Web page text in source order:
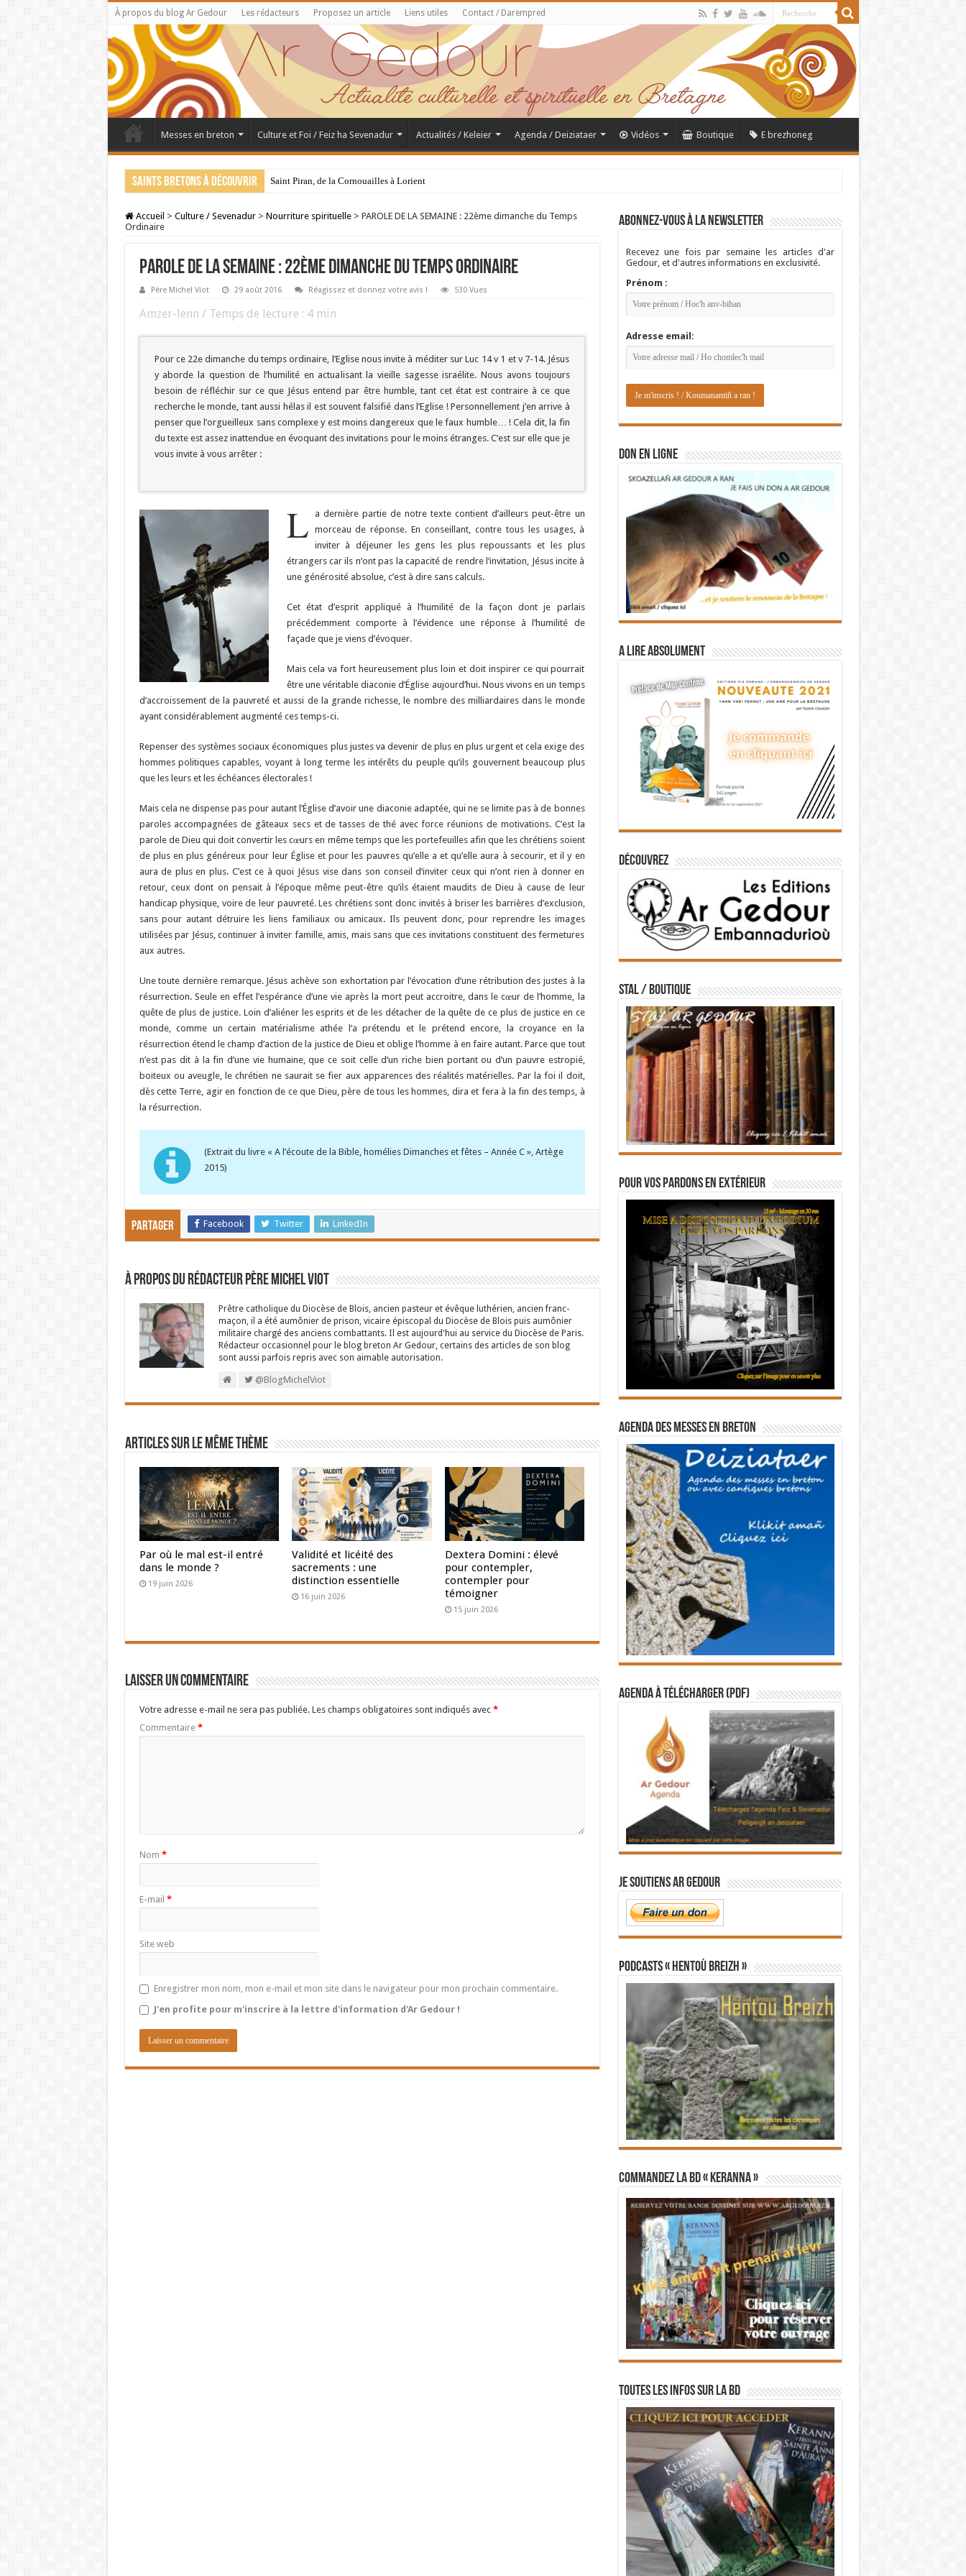
À propos du blog Ar Gedour Les rédacteurs Proposez un article Liens utiles Contact / Darempred
Messes en breton Culture et Foi / Feiz ha Sevenadur Actualités / Keleier Agenda / Deiziataer Vidéos Boutique E brezhoneg
Saints bretons à découvrir Saint Piran, de la Cornouailles à Lorient
Accueil > Culture / Sevenadur > Nourriture spirituelle > PAROLE DE LA SEMAINE : 22ème dimanche du Temps
Ordinaire
PAROLE DE LA SEMAINE : 22ème dimanche du Temps Ordinaire
Père Michel Viot 29 août 2016 Réagissez et donnez votre avis ! 530 Vues
Amzer-lenn / Temps de lecture : 4min
Pour ce 22e dimanche du temps ordinaire, l’Eglise nous invite à méditer sur Luc 14 v 1 et v 7-14. Jésus
y aborde la question de l’humilité en actualisant la vieille sagesse israélite. Nous avons toujours
besoin de réfléchir sur ce que Jésus entend par être humble, tant cet état est contraire à ce que
recherche le monde, tant aussi hélas il est souvent falsifié dans l’Eglise ! Personnellement j’en arrive à
penser que l’orgueilleux sans complexe y est moins dangereux que le faux humble… ! Cela dit, la fin
du texte est assez inattendue en évoquant des invitations pour le moins étranges. C’est sur elle que je
vous invite à vous arrêter :
L
a dernière partie de notre texte contient d’ailleurs peut-être un
morceau de réponse. En conseillant, contre tous les usages, à
inviter à déjeuner les gens les plus repoussants et les plus
étrangers car ils n’ont pas la capacité de rendre l’invitation, Jésus incite à
une générosité absolue, c’est à dire sans calculs.
Cet état d’esprit appliqué à l’humilité de la façon dont je parlais
précédemment comporte à l’évidence une réponse à l’humilité de
façade que je viens d’évoquer.
Mais cela va fort heureusement plus loin et doit inspirer ce qui pourrait
être une véritable diaconie d’Église aujourd’hui. Nous vivons en un temps
d’accroissement de la pauvreté et aussi de la grande richesse, le nombre des milliardaires dans le monde
ayant considérablement augmenté ces temps-ci.
Repenser des systèmes sociaux économiques plus justes va devenir de plus en plus urgent et cela exige des
hommes politiques capables, voyant à long terme les intérêts du peuple qu’ils gouvernent beaucoup plus
que les leurs et les échéances électorales !
Mais cela ne dispense pas pour autant l’Église d’avoir une diaconie adaptée, qui ne se limite pas à de bonnes
paroles accompagnées de gâteaux secs et de tasses de thé avec force réunions de motivations. C’est la
parole de Dieu qui doit convertir les cœurs en même temps que les portefeuilles afin que les chrétiens soient
de plus en plus généreux pour leur Église et pour les pauvres qu’elle a et qu’elle aura à secourir, et il y en
aura de plus en plus. C’est ce à quoi Jésus vise dans son conseil d’inviter ceux qui n’ont rien à donner en
retour, ceux dont on pensait à l’époque même peut-être qu’ils étaient maudits de Dieu à cause de leur
handicap physique, voire de leur pauvreté. Les chrétiens sont donc invités à briser les barrières d’exclusion,
sans pour autant détruire les liens familiaux ou amicaux. Ils peuvent donc, pour reprendre les images
utilisées par Jésus, continuer à inviter famille, amis, mais sans que ces invitations constituent des fermetures
aux autres.
Une toute dernière remarque. Jésus achève son exhortation par l’évocation d’une rétribution des justes à la
résurrection. Seule en effet l’espérance d’une vie après la mort peut accroitre, dans le cœur de l’homme, la
quête de plus de justice. Loin d’aliéner les esprits et de les détacher de la quête de ce plus de justice en ce
monde, comme un certain matérialisme athée l’a prétendu et le prétend encore, la croyance en la
résurrection étend le champ d’action de la justice de Dieu et oblige l’homme à en faire autant. Parce que tout
n’est pas dit à la fin d’une vie humaine, que ce soit celle d’un riche bien portant ou d’un pauvre estropié,
boiteux ou aveugle, le chrétien ne saurait se fier aux apparences des réalités matérielles. Par la foi il doit,
dès cette Terre, agir en fonction de ce que Dieu, père de tous les hommes, dira et fera à la fin des temps, à
la résurrection.
(Extrait du livre « A l’écoute de la Bible, homélies Dimanches et fêtes – Année C », Artège
2015)
Partager Facebook Twitter LinkedIn
À propos du rédacteur Père Michel Viot
Prêtre catholique du Diocèse de Blois, ancien pasteur et évêque luthérien, ancien franc-
maçon, il a été aumônier de prison, vicaire épiscopal du Diocèse de Blois puis aumônier
militaire chargé des anciens combattants. Il est aujourd'hui au service du Diocèse de Paris.
Rédacteur occasionnel pour le blog breton Ar Gedour, certains des articles de son blog
sont aussi parfois repris avec son aimable autorisation.
@BlogMichelViot
Articles sur le même thème
Par où le mal est-il entré
dans le monde ?
19 juin 2026
Validité et licéité des
sacrements : une
distinction essentielle
16 juin 2026
Dextera Domini : élevé
pour contempler,
contempler pour
témoigner
15 juin 2026
Laisser un commentaire
Votre adresse e-mail ne sera pas publiée. Les champs obligatoires sont indiqués avec *
Commentaire *
Nom *
E-mail *
Site web
Enregistrer mon nom, mon e-mail et mon site dans le navigateur pour mon prochain commentaire.
J'en profite pour m'inscrire à la lettre d'information d'Ar Gedour !
Abonnez-vous à la newsletter
Recevez une fois par semaine les articles d'ar
Gedour, et d'autres informations en exclusivité.
Prénom :
Adresse email:
DON EN LIGNE
A lire absolument
Découvrez
STAL / BOUTIQUE
Pour vos pardons en extérieur
Agenda des messes en breton
Agenda à télécharger (PDF)
Je soutiens Ar Gedour
PODCASTS « Hentoù Breizh »
Commandez la BD « Keranna »
Toutes les infos sur la BD